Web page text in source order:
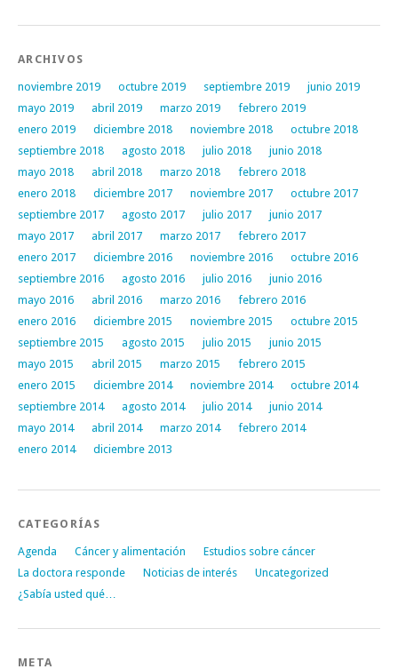
ARCHIVOS
noviembre 2019 octubre 2019 septiembre 2019
junio 2019
mayo 2019
abril 2019 marzo 2019
febrero 2019
enero 2019
diciembre 2018 noviembre 2018
octubre 2018
septiembre 2018
agosto 2018 julio 2018
junio 2018
mayo 2018
abril 2018 marzo 2018
febrero 2018
enero 2018
diciembre 2017 noviembre 2017
octubre 2017
septiembre 2017
agosto 2017 julio 2017
junio 2017
mayo 2017
abril 2017 marzo 2017
febrero 2017
enero 2017
diciembre 2016 noviembre 2016
octubre 2016
septiembre 2016
agosto 2016 julio 2016
junio 2016
mayo 2016
abril 2016 marzo 2016
febrero 2016
enero 2016
diciembre 2015 noviembre 2015
octubre 2015
septiembre 2015
agosto 2015 julio 2015
junio 2015
mayo 2015
abril 2015 marzo 2015
febrero 2015
enero 2015
diciembre 2014 noviembre 2014
octubre 2014
septiembre 2014
agosto 2014 julio 2014
junio 2014
mayo 2014
abril 2014 marzo 2014
febrero 2014
enero 2014
diciembre 2013
CATEGORÍAS
Agenda Cáncer y alimentación
Estudios sobre cáncer
La doctora responde
Noticias de interés
Uncategorized
¿Sabía usted qué…
META